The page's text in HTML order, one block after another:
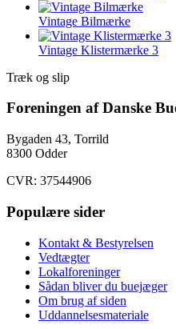
Vintage Bilmærke
Vintage Klistermærke 3
Træk og slip
Foreningen af Danske
Bygaden 43, Torrild
8300 Odder
CVR: 37544906
Populære sider
Kontakt & Bestyrelsen
Vedtægter
Lokalforeninger
Sådan bliver du buejæger
Om brug af siden
Uddannelsesmateriale